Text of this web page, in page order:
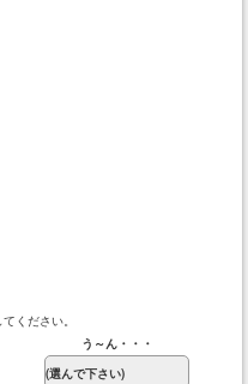
ください。
う～ん・・・